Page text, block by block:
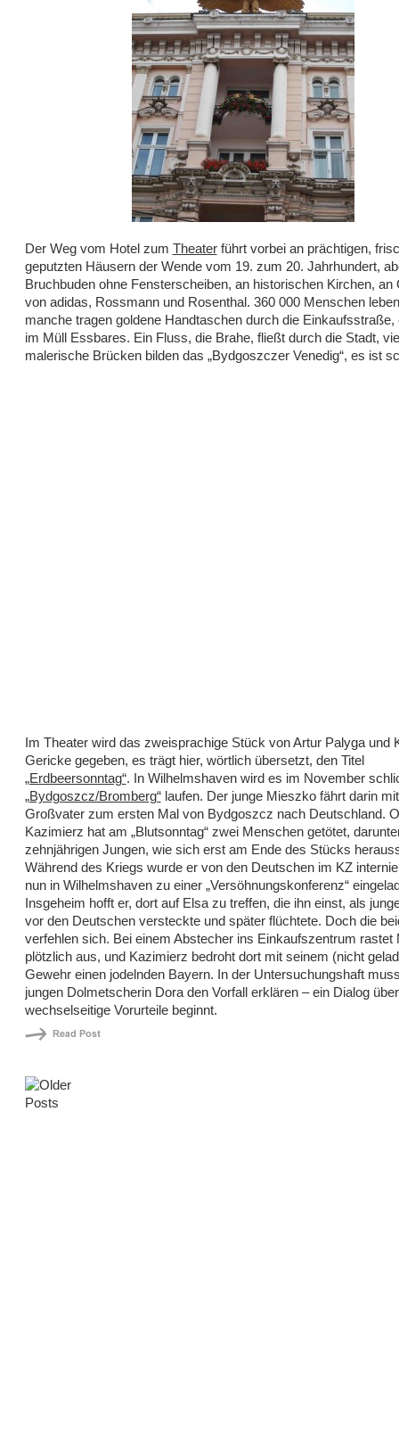
Der Weg vom Hotel zum Theaterführt vorbei an prächtigen,
geputzten Häusern der Wende vom 19. zum 20. Jahrhundert,
Bruchbuden ohne Fensterscheiben, an historischen Kirchen, an
von adidas, Rossmann und Rosenthal. 360 000 Menschen
manche tragen goldene Handtaschen durch die Einkaufsstraße,
im Müll Essbares. Ein Fluss, die Brahe, fließt durch die Stadt,
malerische Brücken bilden das „Bydgoszczer Venedig“, es ist
Im Theater wird das zweisprachige Stück von Artur Palyga und
Gericke gegeben, es trägt hier, wörtlich übersetzt, den Titel
„Erdbeersonntag“. In Wilhelmshaven wird es im November
„Bydgoszcz/Bromberg“laufen. Der junge Mieszko fährt darin
Großvater zum ersten Mal von Bydgoszcz nach Deutschland.
Kazimierz hat am „Blutsonntag“ zwei Menschen getötet,
zehnjährigen Jungen, wie sich erst am Ende des Stücks
Während des Kriegs wurde er von den Deutschen im KZ
nun in Wilhelmshaven zu einer „Versöhnungskonferenz“
Insgeheim hofft er, dort auf Elsa zu treffen, die ihn einst, als
vor den Deutschen versteckte und später flüchtete. Doch die
verfehlen sich. Bei einem Abstecher ins Einkaufszentrum rastet
plötzlich aus, und Kazimierz bedroht dort mit seinem (nicht
Gewehr einen jodelnden Bayern. In der Untersuchungshaft
jungen Dolmetscherin Dora den Vorfall erklären – ein Dialog über
wechselseitige Vorurteile beginnt.